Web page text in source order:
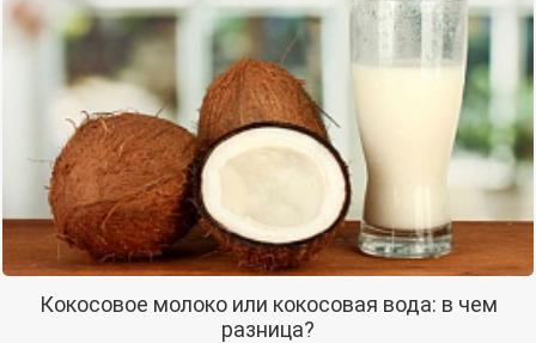
Кокосовое молоко или кокосовая вода: в чем
разница?